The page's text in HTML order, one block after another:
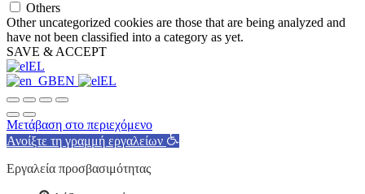
Others
Other uncategorized cookies are those that are being analyzed and
have not been classified into a category as yet.
SAVE & ACCEPT
EL
EN
EL
Μετάβαση στο περιεχόμενο
Ανοίξτε τη γραμμή εργαλείων
Εργαλεία προσβασιμότητας